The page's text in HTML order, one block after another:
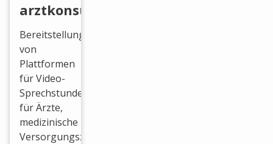
arztkonsultation
Bereitstellung
von
Plattformen
für Video-
Sprechstunden
für Ärzte,
medizinische
Versorgungszentren,